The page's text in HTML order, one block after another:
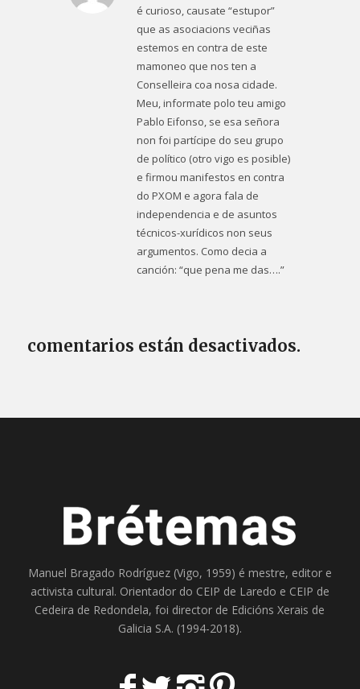
é curioso, causate “estupor”
que as asociacions veciñas
estemos en contra de este
mamoneo que nos ten a
Conselleira coa nosa cidade.
Meu, informate polo teu amigo
Pablo Eifonso, se esa señora
non foi partícipe do seu grupo
de político (otro vigo es posible)
e firmou manifestos en contra
do PXOM e agora fala de
independencia e de asuntos
técnicos-xurídicos non seus
argumentos. Como decia a
canción: “que pena me das….”
comentarios están desactivados.
Manuel Bragado Rodríguez (Vigo, 1959) é mestre, editor e
activista cultural. Orientador do CEIP de Laredo e CEIP de
Cedeira de Redondela, foi director de Edicións Xerais de
Galicia S.A. (1994-2018).